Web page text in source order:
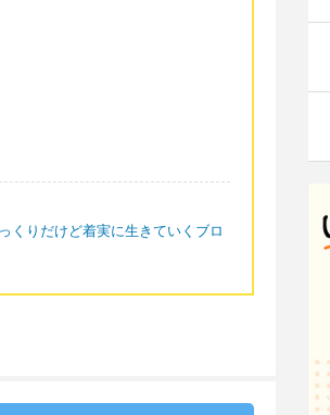
くりだけど着実に生きていくブロ